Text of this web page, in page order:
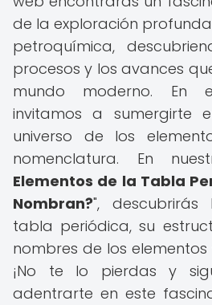
de la exploración
petroquímica,
procesos y los avances
mundo moderno. En
invitamos a sumergirte
universo de los
nomenclatura. En
Elementos de la Tabla
Nombran?",
tabla periódica, su
nombres de los elementos
¡No te lo pierdas y
adentrarte en este